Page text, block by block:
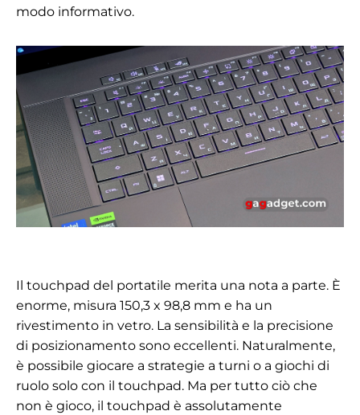
modo informativo.
Il touchpad del portatile merita una nota a parte. È
enorme, misura 150,3 x 98,8 mm e ha un
rivestimento in vetro. La sensibilità e la precisione
di posizionamento sono eccellenti. Naturalmente,
è possibile giocare a strategie a turni o a giochi di
ruolo solo con il touchpad. Ma per tutto ciò che
non è gioco, il touchpad è assolutamente